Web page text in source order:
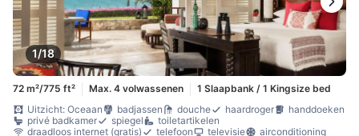
1/18
72 m²/775 ft² Max. 4 volwassenen
1 Slaapbank / 1 Kingsize bed
Uitzicht: Oceaan
badjassen douche haardroger
handdoeken
privé badkamer
spiegel
toiletartikelen
draadloos internet (gratis)
telefoon televisie
airconditioning